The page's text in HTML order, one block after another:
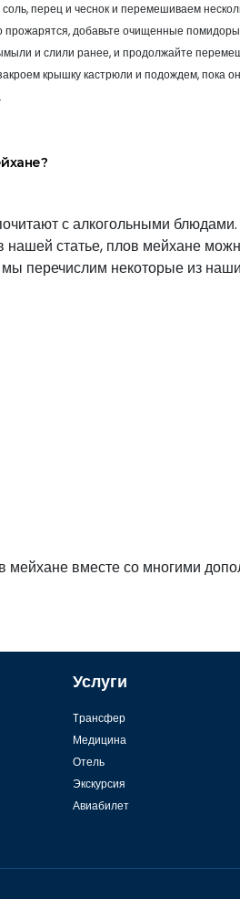
перец и чеснок и перемешиваем
прожарятся, добавьте очищенные
и слили ранее, и продолжайте
крышку кастрюли и подождем, пока
?
с алкогольными
статье, плов мейхане
перечислим некоторые из
мейхане вместе со многими
Услуги
Tрансфер
Медицина
Отель
Экскурсия
Авиабилет